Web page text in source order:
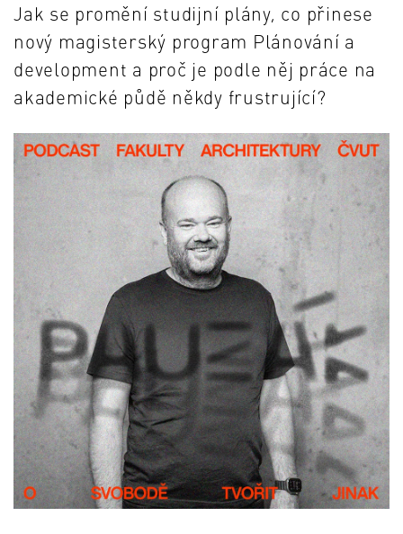
Jak se promění studijní plány, co přinese
nový magisterský program Plánování a
development a proč je podle něj práce na
akademické půdě někdy frustrující?